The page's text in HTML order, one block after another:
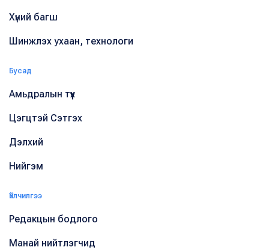
Хүний багш
Шинжлэх ухаан, технологи
Бусад
Амьдралын түүх
Цэгцтэй Сэтгэх
Дэлхий
Нийгэм
Үйлчилгээ
Редакцын бодлого
Манай нийтлэгчид